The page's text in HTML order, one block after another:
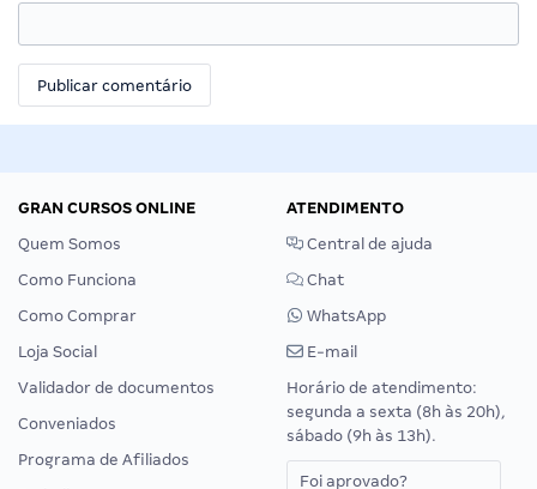
GRAN CURSOS ONLINE
Quem Somos
Como Funciona
Como Comprar
Loja Social
Validador de documentos
Conveniados
Programa de Afiliados
ATENDIMENTO
Central de ajuda
Chat
WhatsApp
E-mail
Horário de atendimento:
segunda a sexta (8h às 20h),
sábado (9h às 13h).
Foi aprovado?